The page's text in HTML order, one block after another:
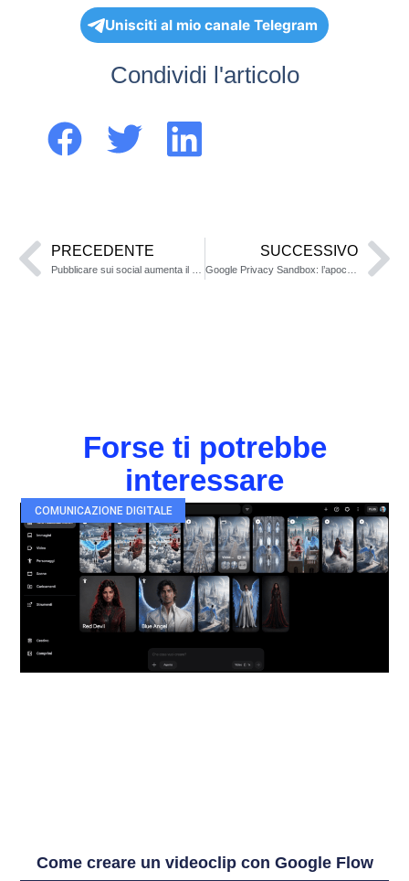
Unisciti al mio canale Telegram
Condividi l'articolo
PRECEDENTE SUCCESSIVO
Forse ti potrebbe
interessare
COMUNICAZIONE DIGITALE
Come creare un videoclip con Google Flow